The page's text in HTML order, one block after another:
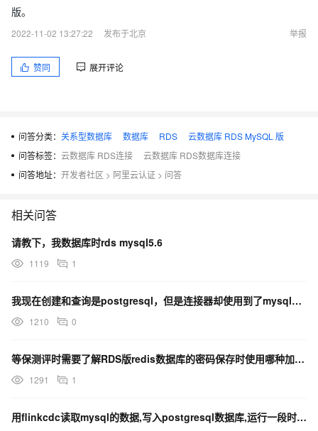
版。
2022-11-02 13:27:22
发布于北京 举报
赞同 展开评论
问答分类： 关系型数据库 数据库 RDS
云数据库 RDS MySQL 版
问答标签： 云数据库 RDS连接
云数据库 RDS数据库连接
问答地址： 开发者社区 > 阿里云认证 > 问答
相关问答
请教下，我数据库时rds mysql5.6
1119 1
我现在创建和查询是postgresql，但是连接器却使用到了mysql中去了，这个怎么回事啊？
1210 0
等保测评时需要了解RDS版redis数据库的密码保存时使用哪种加密算法
1291 1
用flinkcdc读取mysql的数据,写入postgresql数据库,运行一段时间后挂了